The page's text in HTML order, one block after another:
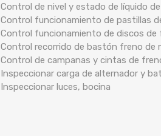
Control de nivel y estado de líquido
Control funcionamiento de pastillas
Control funcionamiento de discos de
Control recorrido de bastón freno de
Control de campanas y cintas de
Inspeccionar carga de alternador y
Inspeccionar luces, bocina